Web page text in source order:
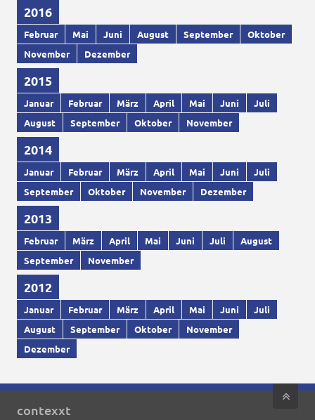
2016
Februar Mai Juni August September
Oktober
November
Dezember
2015
Januar Februar März April Mai Juni
Juli
August
September Oktober November
2014
Januar Februar März April Mai Juni
Juli
September
Oktober November Dezember
2013
Februar März April Mai Juni Juli
August
September
November
2012
Januar Februar März April Mai Juni
Juli
August
September Oktober
November
Dezember
contexxt